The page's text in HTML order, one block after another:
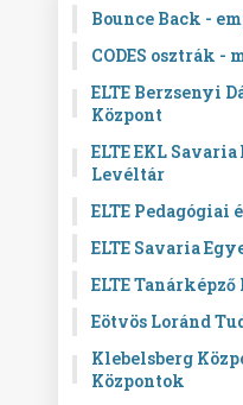
Bounce Back -
CODES osztrák
ELTE Berzsenyi
Központ
ELTE EKL
Levéltár
ELTE Pedagógiai
ELTE Savaria
ELTE
Eötvös Loránd
Klebelsberg
Központok